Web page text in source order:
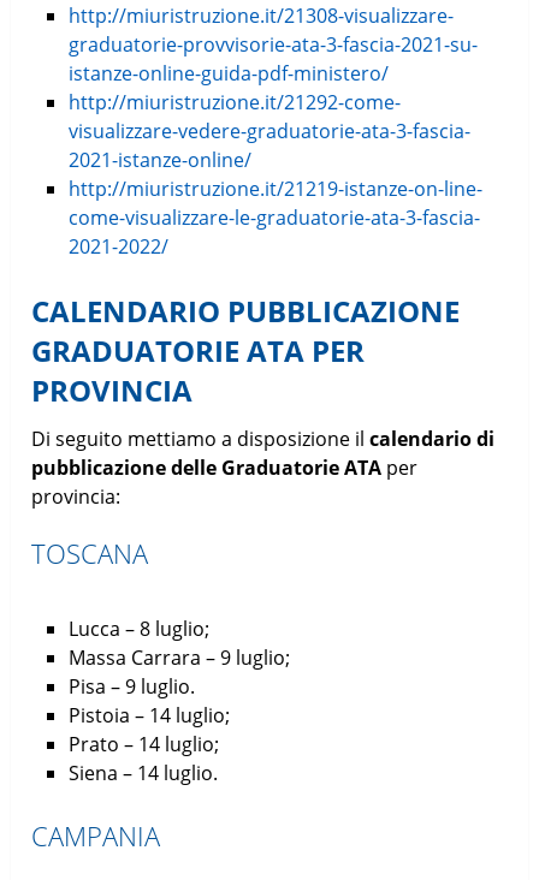
http://miuristruzione.it/21308-visualizzare-
graduatorie-provvisorie-ata-3-fascia-2021-su-
istanze-online-guida-pdf-ministero/
http://miuristruzione.it/21292-come-
visualizzare-vedere-graduatorie-ata-3-fascia-
2021-istanze-online/
http://miuristruzione.it/21219-istanze-on-line-
come-visualizzare-le-graduatorie-ata-3-fascia-
2021-2022/
CALENDARIO PUBBLICAZIONE
GRADUATORIE ATA PER
PROVINCIA
Di seguito mettiamo a disposizione ilcalendario di
pubblicazione delle Graduatorie ATA per
provincia:
TOSCANA
Lucca – 8 luglio;
Massa Carrara – 9 luglio;
Pisa – 9 luglio.
Pistoia – 14 luglio;
Prato – 14 luglio;
Siena – 14 luglio.
CAMPANIA